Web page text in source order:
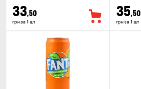
33,50
грн за 1 шт
35,50
грн за 1 шт